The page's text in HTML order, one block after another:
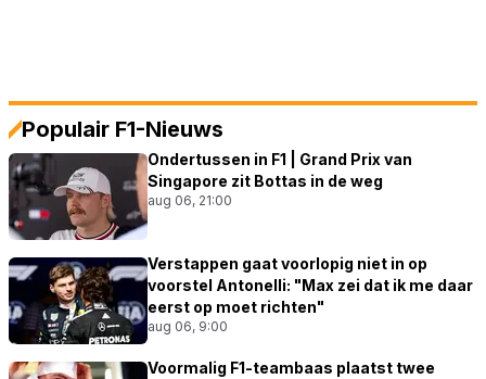
Populair F1-Nieuws
Ondertussen in F1 | Grand Prix van
Singapore zit Bottas in de weg
aug 06, 21:00
Verstappen gaat voorlopig niet in op
voorstel Antonelli: "Max zei dat ik me daar
eerst op moet richten"
aug 06, 9:00
Voormalig F1-teambaas plaatst twee